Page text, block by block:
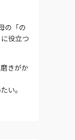
の「の
役立つ
きがか
い。